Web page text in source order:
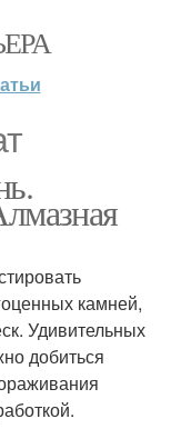
камней,
Удивительных
добиться